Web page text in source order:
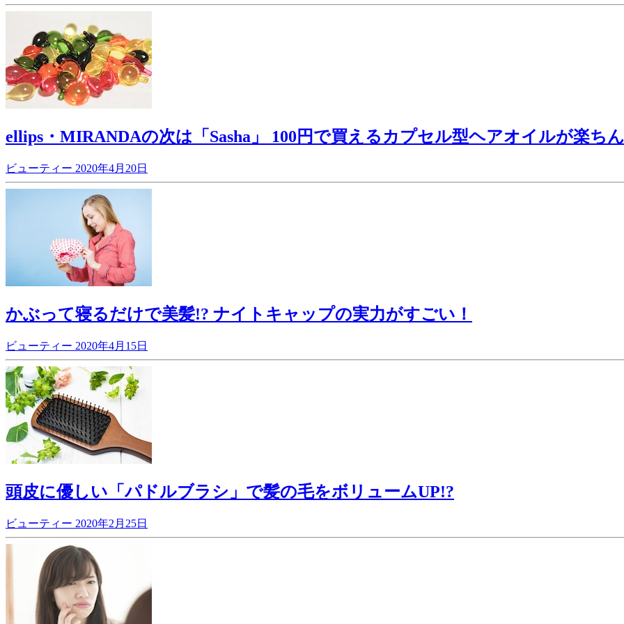
ellips・MIRANDAの次は「Sasha」 100円で買えるカプセル型ヘアオイルが楽ち
ビューティー 2020年4月20日
かぶって寝るだけで美髪!? ナイトキャップの実力がすごい！
ビューティー 2020年4月15日
頭皮に優しい「パドルブラシ」で髪の毛をボリュームUP!?
ビューティー 2020年2月25日